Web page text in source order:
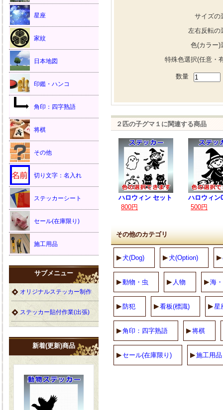
サイズの
左右反転の
色(カラー)
特殊色選択(任意・
数量
２匹の子グマ１に関連する商品
ハロウィン セット
800円
ハロウィン
500円
その他のカテゴリ
犬(Dog) 犬(Option)
動物・虫 人物 海
防犯 看板(標識) 星
角印：四字熟語 将棋
セール(在庫限り) 施工用品
星座
家紋
日本地図
印鑑・ハンコ
角印：四字熟語
将棋
その他
切り文字：名入れ
ステッカーシート
セール(在庫限り)
施工用品
サブメニュー
オリジナルステッカー制作
ステッカー貼付作業(出張)
新着(更新)商品